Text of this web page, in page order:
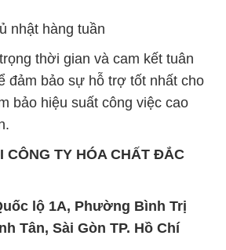
nhật hàng tuần
thời gian và cam kết tuân
đảm bảo sự hỗ trợ tốt nhất cho
bảo hiệu suất công việc cao
CÔNG TY HÓA CHẤT ĐẮC
lộ 1A, Phường Bình Trị
Tân, Sài Gòn TP. Hồ Chí